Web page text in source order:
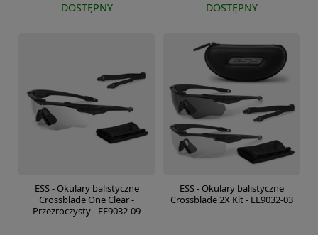
DOSTĘPNY DOSTĘPNY
ESS - Okulary balistyczne
Crossblade One Clear -
Przezroczysty - EE9032-09
ESS - Okulary balistyczne
Crossblade 2X Kit - EE9032-03